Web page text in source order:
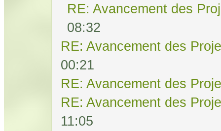
RE: Avancement des
08:32
RE: Avancement des
00:21
RE: Avancement des
RE: Avancement des
11:05